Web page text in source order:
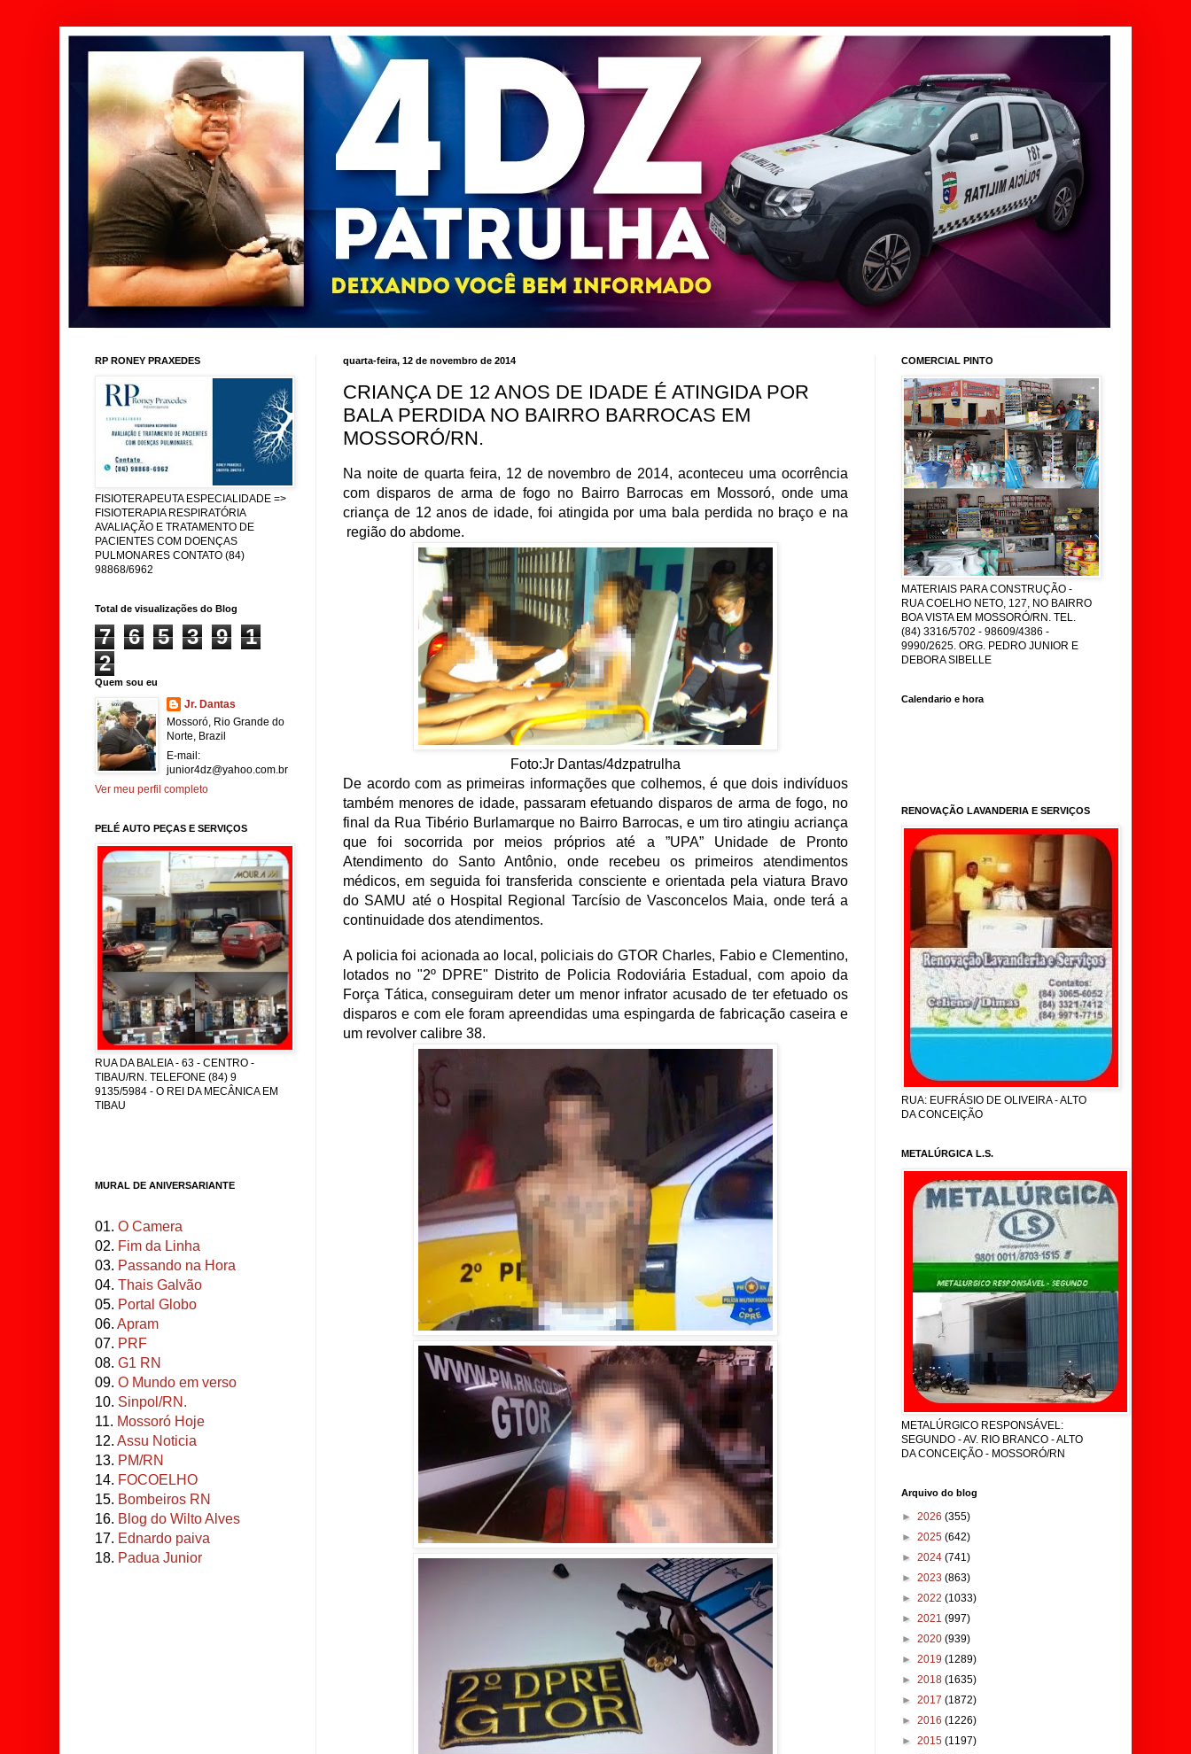
quarta-feira, 12 de novembro de 2014
CRIANÇA DE 12 ANOS DE IDADE É ATINGIDA POR
BALA PERDIDA NO BAIRRO BARROCAS EM
MOSSORÓ/RN.
Na noite de quarta feira, 12 de novembro de 2014, aconteceu uma ocorrência
com disparos de arma de fogo no Bairro Barrocas em Mossoró, onde uma
criança de 12 anos de idade, foi atingida por uma bala perdida no braço e na
região do abdome.
Foto:Jr Dantas/4dzpatrulha
De acordo com as primeiras informações que colhemos, é que dois indivíduos
também menores de idade, passaram efetuando disparos de arma de fogo, no
final da Rua Tibério Burlamarque no Bairro Barrocas, e um tiro atingiu acriança
que foi socorrida por meios próprios até a ”UPA” Unidade de Pronto
Atendimento do Santo Antônio, onde recebeu os primeiros atendimentos
médicos, em seguida foi transferida consciente e orientada pela viatura Bravo
do SAMU até o Hospital Regional Tarcísio de Vasconcelos Maia, onde terá a
continuidade dos atendimentos.
A policia foi acionada ao local, policiais do GTOR Charles, Fabio e Clementino,
lotados no "2º DPRE" Distrito de Policia Rodoviária Estadual, com apoio da
Força Tática, conseguiram deter um menor infrator acusado de ter efetuado os
disparos e com ele foram apreendidas uma espingarda de fabricação caseira e
um revolver calibre 38.
RP RONEY PRAXEDES
FISIOTERAPEUTA ESPECIALIDADE =>
FISIOTERAPIA RESPIRATÓRIA
AVALIAÇÃO E TRATAMENTO DE
PACIENTES COM DOENÇAS
PULMONARES CONTATO (84)
98868/6962
Total de visualizações do Blog
7 6 5 3 9
1
2
Quem sou eu
Jr. Dantas
Mossoró, Rio Grande do
Norte, Brazil
E-mail:
junior4dz@yahoo.com.br
Ver meu perfil completo
PELÉ AUTO PEÇAS E SERVIÇOS
RUA DA BALEIA - 63 - CENTRO -
TIBAU/RN. TELEFONE (84) 9
9135/5984 - O REI DA MECÂNICA EM
TIBAU
MURAL DE ANIVERSARIANTE
01. O Camera
02. Fim da Linha
03. Passando na Hora
04. Thais Galvão
05. Portal Globo
06. Apram
07. PRF
08. G1 RN
09. O Mundo em verso
10. Sinpol/RN.
11. Mossoró Hoje
12. Assu Noticia
13. PM/RN
14. FOCOELHO
15. Bombeiros RN
16. Blog do Wilto Alves
17. Ednardo paiva
18. Padua Junior
COMERCIAL PINTO
MATERIAIS PARA CONSTRUÇÃO -
RUA COELHO NETO, 127, NO BAIRRO
BOA VISTA EM MOSSORÓ/RN. TEL.
(84) 3316/5702 - 98609/4386 -
9990/2625. ORG. PEDRO JUNIOR E
DEBORA SIBELLE
Calendario e hora
RENOVAÇÃO LAVANDERIA E SERVIÇOS
RUA: EUFRÁSIO DE OLIVEIRA - ALTO
DA CONCEIÇÃO
METALÚRGICA L.S.
METALÚRGICO RESPONSÁVEL:
SEGUNDO - AV. RIO BRANCO - ALTO
DA CONCEIÇÃO - MOSSORÓ/RN
Arquivo do blog
► 2026 (355)
► 2025 (642)
► 2024 (741)
► 2023 (863)
► 2022 (1033)
► 2021 (997)
► 2020 (939)
► 2019 (1289)
► 2018 (1635)
► 2017 (1872)
► 2016 (1226)
► 2015 (1197)